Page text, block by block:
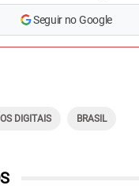
Seguir no Google
DIGITAIS BRASIL